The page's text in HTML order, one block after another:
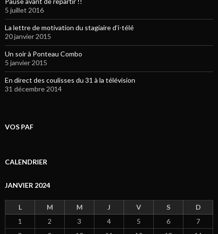
5 juillet 2016
La lettre de motivation du stagiaire d’i-télé
20 janvier 2015
Un soir à Ponteau Combo
5 janvier 2015
En direct des coulisses du 31 à la télévision
31 décembre 2014
VOS PAF
CALENDRIER
JANVIER 2024
L M M J V S
D
1
2 3 4 5 6
7